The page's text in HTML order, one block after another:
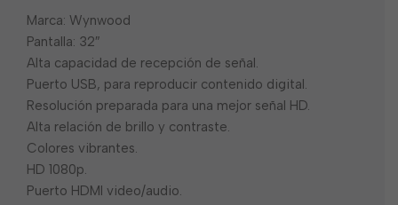
Marca: Wynwood
Pantalla: 32″
Alta capacidad de recepción de señal.
Puerto USB, para reproducir contenido digital.
Resolución preparada para una mejor señal HD.
Alta relación de brillo y contraste.
Colores vibrantes.
HD 1080p.
Puerto HDMI video/audio.